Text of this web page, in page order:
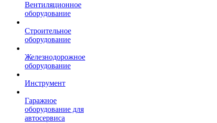
Вентиляционное
оборудование
Строительное
оборудование
Железнодорожное
оборудование
Инструмент
Гаражное
оборудование для
автосервиса